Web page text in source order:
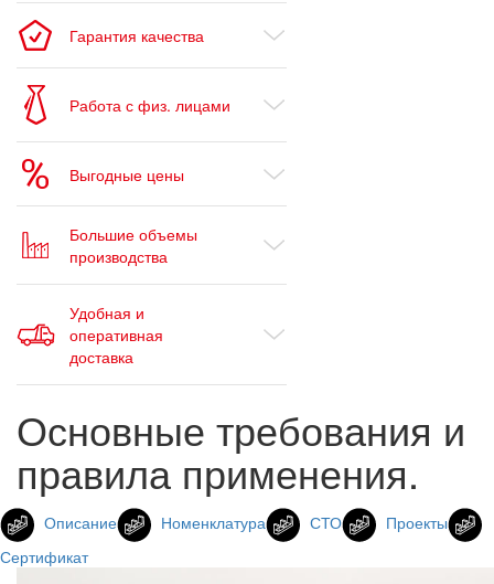
Гарантия качества
Работа с физ. лицами
Выгодные цены
Большие объемы
производства
Удобная и
оперативная
доставка
Основные требования и
правила применения.
Описание Номенклатура СТО
Проекты
Сертификат